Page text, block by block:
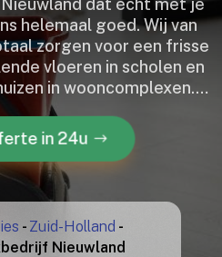
helemaal goed.​ Wij van
zorgen voor een frisse
vloeren in scholen en
in wooncomplexen.​…
in 24u
- Zuid-Holland -
Nieuwland